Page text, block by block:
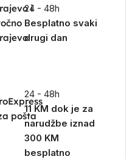
i
24 - 48h
Besplatno svaki
drugi dan
pošta
24 - 48h
11 KM dok je za
narudžbe iznad
300 KM
besplatno